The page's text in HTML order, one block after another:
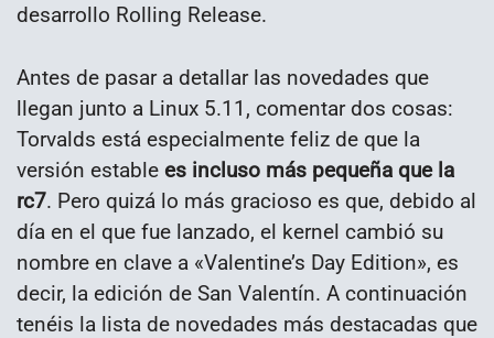
desarrollo Rolling Release.
Antes de pasar a detallar las novedades que
llegan junto a Linux 5.11, comentar dos cosas:
Torvalds está especialmente feliz de que la
versión estable es incluso más pequeña que la
rc7. Pero quizá lo más gracioso es que, debido al
día en el que fue lanzado, el kernel cambió su
nombre en clave a «Valentine’s Day Edition», es
decir, la edición de San Valentín. A continuación
tenéis la lista de novedades más destacadas que